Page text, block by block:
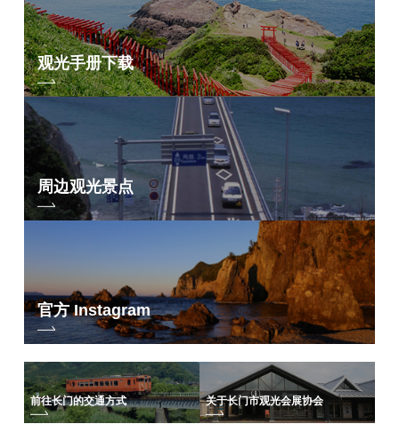
观光手册下载
周边观光景点
官方 Instagram
前往长门的交通方式 关于长门市观光会展协会